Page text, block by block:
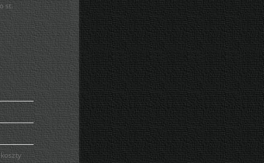
st.